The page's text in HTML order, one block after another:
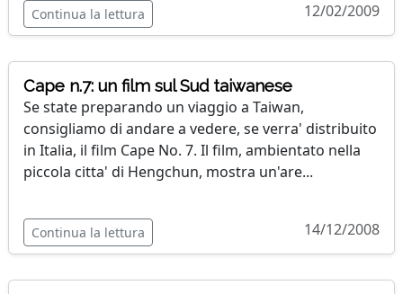
Continua la lettura 12/02/2009
Cape n.7: un film sul Sud taiwanese
Se state preparando un viaggio a Taiwan,
consigliamo di andare a vedere, se verra' distribuito
in Italia, il film Cape No. 7. Il film, ambientato nella
piccola citta' di Hengchun, mostra un'are...
Continua la lettura 14/12/2008